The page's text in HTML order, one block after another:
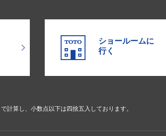
ショールームに
行く
計算し、小数点以下は四捨五入しております。